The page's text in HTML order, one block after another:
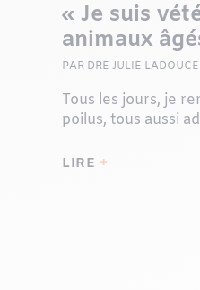
« Je suis
animaux
place
cœur. »
PAR DRE JULIE
Tous les jours, je
poilus, tous aussi
LIRE